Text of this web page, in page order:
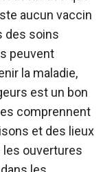
aucun vaccin
des soins
peuvent
la maladie,
est un bon
comprennent
et des lieux
les ouvertures